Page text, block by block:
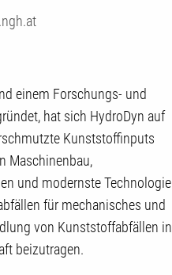
einem Forschungs- und
hat sich HydroDyn auf
Kunststoffinputs
Maschinenbau,
und modernste Technologie
für mechanisches und
von Kunststoffabfällen in
beizutragen.